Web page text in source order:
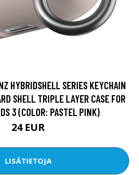
HYBRIDSHELL SERIES KEYCHAIN
SHELL TRIPLE LAYER CASE FOR
3 (COLOR: PASTEL PINK)
24 EUR
LISÄTIETOJA